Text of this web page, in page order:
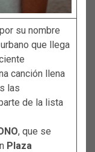
su nombre
que llega
canción llena
las
de la lista
, que se
Plaza